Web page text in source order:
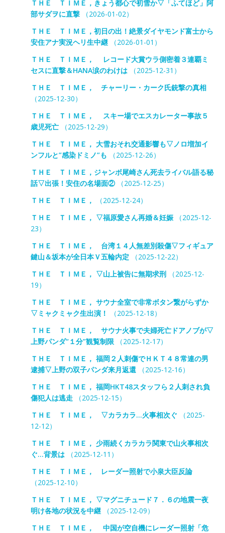
ＴＨＥ ＴＩＭＥ，きょう都心で初雪か▽「ふてほど」阿
部サダヲに直撃（2026-01-02）
ＴＨＥ ＴＩＭＥ，初日の出！絶景ダイヤモンド富士から
安住アナ実況ヘリ生中継（2026-01-01）
ＴＨＥ ＴＩＭＥ， レコード大賞ウラ側密着３連覇ミ
セスに直撃＆HANA涙のわけは（2025-12-31）
ＴＨＥ ＴＩＭＥ， チャーリー・カーク氏銃撃の真相
（2025-12-30）
ＴＨＥ ＴＩＭＥ， スキー場でエスカレーター事故５
歳児死亡（2025-12-29）
ＴＨＥ ＴＩＭＥ， 大雪おそれ交通影響も▽ノロ増加イ
ンフルと”感染ドミノ”も （2025-12-26）
ＴＨＥ ＴＩＭＥ，ジャンボ尾崎さん死去ライバル語る秘
話▽出張！安住の名場面②（2025-12-25）
ＴＨＥ ＴＩＭＥ，
（2025-12-24）
ＴＨＥ ＴＩＭＥ， ▽福原愛さん再婚＆妊娠（2025-12-
23）
ＴＨＥ ＴＩＭＥ， 台湾１４人無差別殺傷▽フィギュア
鍵山＆坂本が全日本Ｖ五輪内定 （2025-12-22）
ＴＨＥ ＴＩＭＥ， ▽山上被告に無期求刑（2025-12-
19）
ＴＨＥ ＴＩＭＥ， サウナ全室で非常ボタン繋がらずか
▽ミャクミャク生出演！
（2025-12-18）
ＴＨＥ ＴＩＭＥ， サウナ火事で夫婦死亡ドアノブが▽
上野パンダ“１分”観覧制限 （2025-12-17）
ＴＨＥ ＴＩＭＥ， 福岡２人刺傷でＨＫＴ４８常連の男
逮捕▽上野の双子パンダ来月返還 （2025-12-16）
ＴＨＥ ＴＩＭＥ， 福岡HKT48スタッフら２人刺され負
傷犯人は逃走（2025-12-15）
ＴＨＥ ＴＩＭＥ， ▽カラカラ…火事相次ぐ （2025-
12-12）
ＴＨＥ ＴＩＭＥ， 少雨続くカラカラ関東で山火事相次
ぐ…背景は（2025-12-11）
ＴＨＥ ＴＩＭＥ， レーダー照射で小泉大臣反論
（2025-12-10）
ＴＨＥ ＴＩＭＥ， ▽マグニチュード７．６の地震一夜
明け各地の状況を中継（2025-12-09）
ＴＨＥ ＴＩＭＥ， 中国が空自機にレーダー照射「危